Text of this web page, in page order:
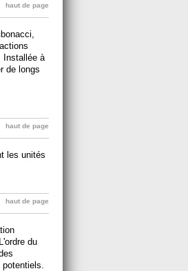
haut de page
Installée à
de longs
haut de page
les unités
haut de page
du